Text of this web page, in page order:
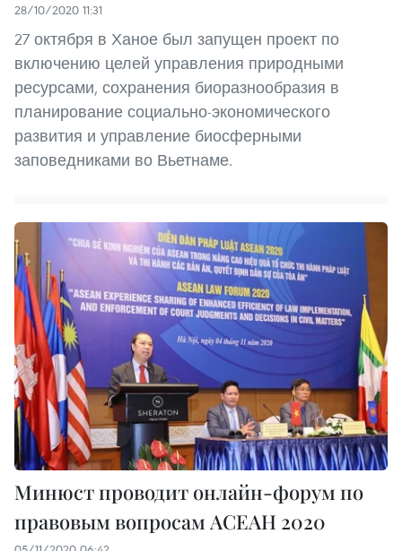
28/10/2020 11:31
27 октября в Ханое был запущен проект по
включению целей управления природными
ресурсами, сохранения биоразнообразия в
планирование социально-экономического
развития и управление биосферными
заповедниками во Вьетнаме.
Минюст проводит онлайн-форум по
правовым вопросам АСЕАН 2020